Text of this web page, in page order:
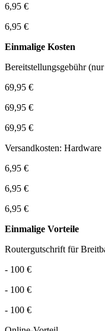
6,95 €
6,95 €
Einmalige Kosten
Bereitstellungsgebühr
69,95 €
69,95 €
69,95 €
Versandkosten: Hardware
6,95 €
6,95 €
6,95 €
Einmalige Vorteile
Routergutschrift für
- 100 €
- 100 €
- 100 €